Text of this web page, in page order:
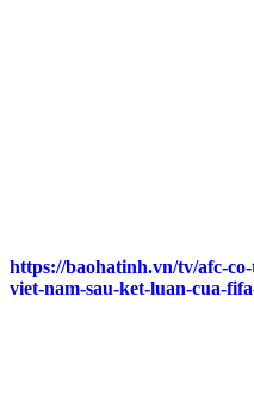
https://baohatinh.vn/tv/afc-
viet-nam-sau-ket-luan-cua-